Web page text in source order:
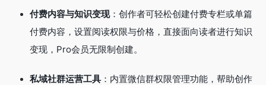
付费内容与知识变现：创作者可轻松创建付费专栏或单篇
付费内容，设置阅读权限与价格，直接面向读者进行知识
变现，Pro会员无限制创建。
私域社群运营工具 ：内置微信群权限管理功能，帮助创作